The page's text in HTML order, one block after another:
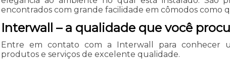
encontrados com grande facilidade em cômodos como
Interwall – a qualidade que você
Entre em contato com a Interwall para conhecer
produtos e serviços de excelente qualidade.